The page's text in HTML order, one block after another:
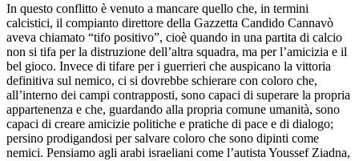
In questo conflitto è venuto a mancare quello che, in termini
calcistici, il compianto direttore della Gazzetta Candido Cannavò
aveva chiamato “tifo positivo”, cioè quando in una partita di calcio
non si tifa per la distruzione dell’altra squadra, ma per l’amicizia e il
bel gioco. Invece di tifare per i guerrieri che auspicano la vittoria
definitiva sul nemico, ci si dovrebbe schierare con coloro che,
all’interno dei campi contrapposti, sono capaci di superare la propria
appartenenza e che, guardando alla propria comune umanità, sono
capaci di creare amicizie politiche e pratiche di pace e di dialogo;
persino prodigandosi per salvare coloro che sono dipinti come
nemici. Pensiamo agli arabi israeliani come l’autista Youssef Ziadna,